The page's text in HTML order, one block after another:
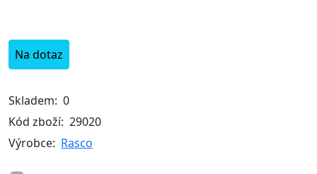
Na dotaz
Skladem: 0
Kód zboží: 29020
Výrobce: Rasco